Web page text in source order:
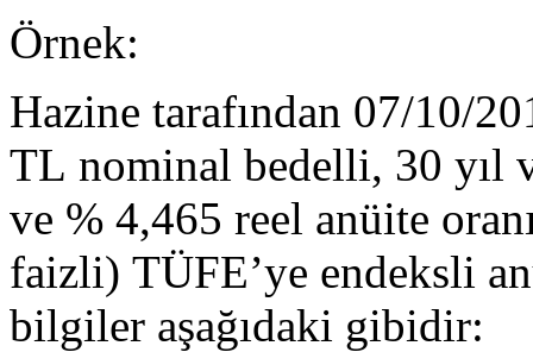
Örnek:
Hazine tarafından 07/10/
TL nominal bedelli, 30 yıl
ve % 4,465 reel anüite
faizli) TÜFE’ye endeksli
bilgiler aşağıdaki gibidir: